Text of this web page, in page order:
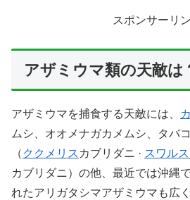
スポンサーリ
アザミウマ類の天敵は
アザミウマを捕食する天敵には、
ムシ、オオメナガカメムシ、タバ
（ ククメリス カブリダニ · スワル
カブリダニ）の他、最近では沖縄
れたアリガタシマアザミウマも広